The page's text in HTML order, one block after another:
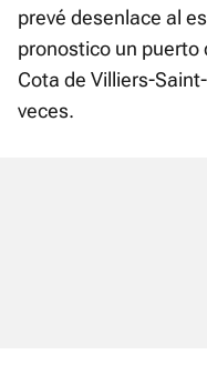
prevé desenlace al
pronostico un puerto
Cota de Villiers-
veces.